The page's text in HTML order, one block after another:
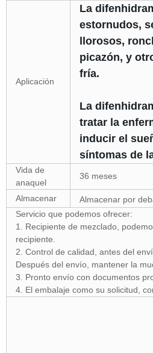
Aplicación
La
estornudos,
llorosos,
picazón, y
fría.
La
tratar la
inducir el
síntomas de
Vida de
anaquel
36 meses
Almacenar Almacenar por
Servicio que podemos ofrecer:
1. Recipiente de mezclado,
recipiente.
2. Control de calidad, antes del
Después del envío, mantener la
3. Pronto envío con documentos
4. El embalaje como su solicitud,